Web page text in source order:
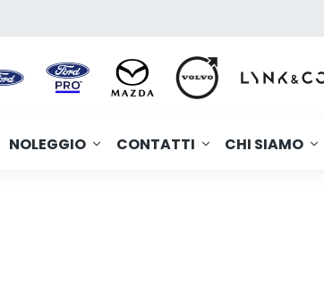
NOLEGGIO CONTATTI CHI SIAMO